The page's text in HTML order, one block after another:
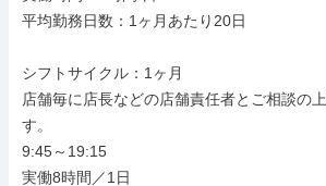
平均勤務日数：1ヶ月あたり20日
シフトサイクル：1ヶ月
店舗毎に店長などの店舗責任者とご相談の
す。
9:45～19:15
実働8時間／1日